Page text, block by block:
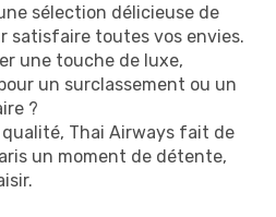
sélection délicieuse de
satisfaire toutes vos envies.
une touche de luxe,
un surclassement ou un
?
qualité, Thai Airways fait de
un moment de détente,